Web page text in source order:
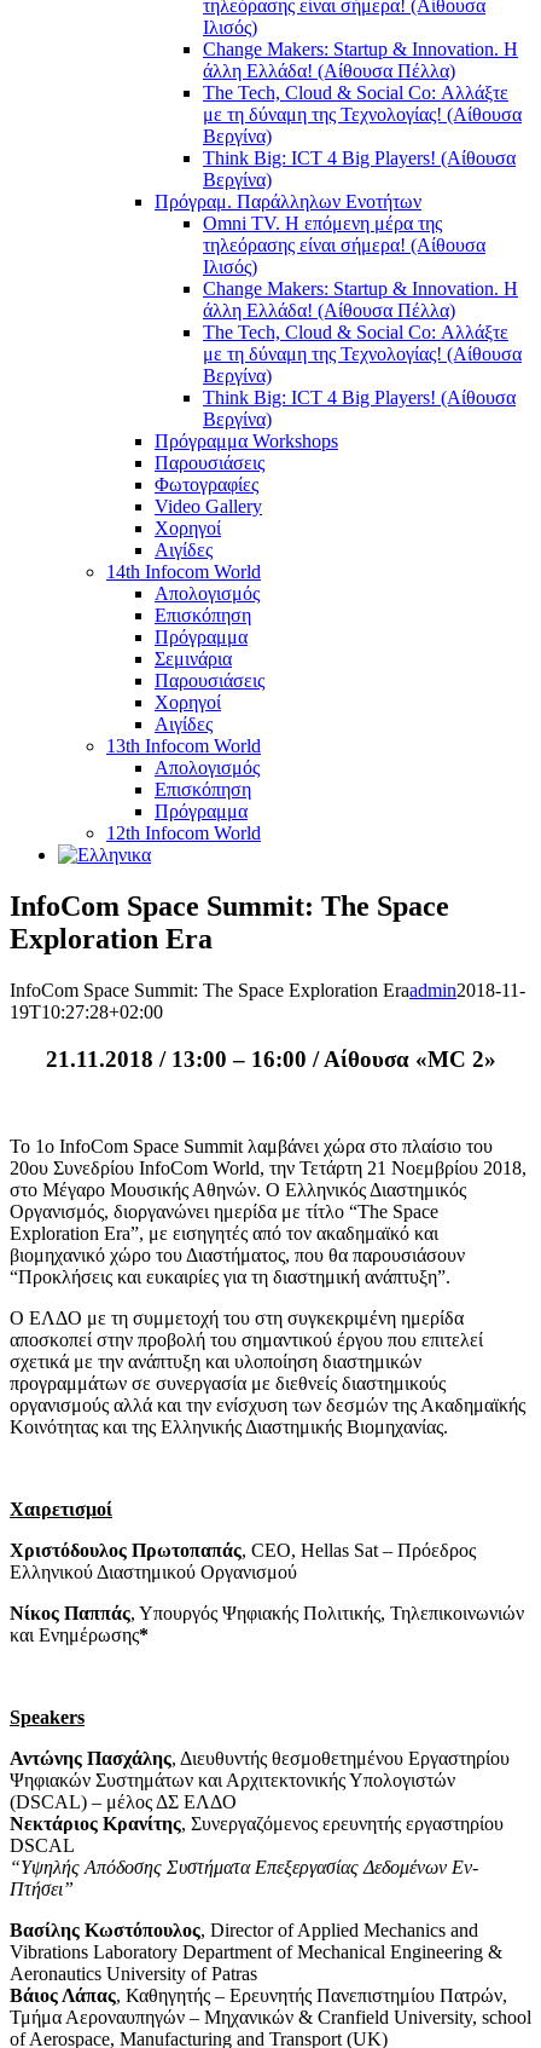
τηλεόρασης είναι σήμερα! (Αίθουσα
Ιλισός)
Change Makers: Startup & Innovation. Η
άλλη Ελλάδα! (Αίθουσα Πέλλα)
The Tech, Cloud & Social Co: Αλλάξτε
με τη δύναμη της Τεχνολογίας! (Αίθουσα
Βεργίνα)
Think Big: ICT 4 Big Players! (Αίθουσα
Βεργίνα)
Πρόγραμ. Παράλληλων Ενοτήτων
Omni TV. Η επόμενη μέρα της
τηλεόρασης είναι σήμερα! (Αίθουσα
Ιλισός)
Change Makers: Startup & Innovation. Η
άλλη Ελλάδα! (Αίθουσα Πέλλα)
The Tech, Cloud & Social Co: Αλλάξτε
με τη δύναμη της Τεχνολογίας! (Αίθουσα
Βεργίνα)
Think Big: ICT 4 Big Players! (Αίθουσα
Βεργίνα)
Πρόγραμμα Workshops
Παρουσιάσεις
Φωτογραφίες
Video Gallery
Χορηγοί
Αιγίδες
14th Infocom World
Απολογισμός
Επισκόπηση
Πρόγραμμα
Σεμινάρια
Παρουσιάσεις
Χορηγοί
Αιγίδες
13th Infocom World
Απολογισμός
Επισκόπηση
Πρόγραμμα
12th Infocom World
InfoCom Space Summit: The Space
Exploration Era
InfoCom Space Summit: The Space Exploration Eraadmin2018-11-
19T10:27:28+02:00
21.11.2018 / 13:00 – 16:00 / Αίθουσα «MC 2»
To 1o InfoCom Space Summit λαμβάνει χώρα στο πλαίσιο του
20oυ Συνεδρίου InfoCom World, την Τετάρτη 21 Νοεμβρίου 2018,
στο Μέγαρο Μουσικής Αθηνών. Ο Ελληνικός Διαστημικός
Οργανισμός, διοργανώνει ημερίδα με τίτλο “The Space
Exploration Era”, με εισηγητές από τον ακαδημαϊκό και
βιομηχανικό χώρο του Διαστήματος, που θα παρουσιάσουν
“Προκλήσεις και ευκαιρίες για τη διαστημική ανάπτυξη”.
Ο ΕΛΔΟ με τη συμμετοχή του στη συγκεκριμένη ημερίδα
αποσκοπεί στην προβολή του σημαντικού έργου που επιτελεί
σχετικά με την ανάπτυξη και υλοποίηση διαστημικών
προγραμμάτων σε συνεργασία με διεθνείς διαστημικούς
οργανισμούς αλλά και την ενίσχυση των δεσμών της Ακαδημαϊκής
Κοινότητας και της Ελληνικής Διαστημικής Βιομηχανίας.
Χαιρετισμοί
Χριστόδουλος Πρωτοπαπάς, CEO, Hellas Sat – Πρόεδρος
Ελληνικού Διαστημικού Οργανισμού
Νίκος Παππάς, Υπουργός Ψηφιακής Πολιτικής, Τηλεπικοινωνιών
και Ενημέρωσης*
Speakers
Αντώνης Πασχάλης, Διευθυντής θεσμοθετημένου Εργαστηρίου
Ψηφιακών Συστημάτων και Αρχιτεκτονικής Υπολογιστών
(DSCAL) – μέλος ΔΣ ΕΛΔΟ
Νεκτάριος Κρανίτης, Συνεργαζόμενος ερευνητής εργαστηρίου
DSCAL
“Υψηλής Απόδοσης Συστήματα Επεξεργασίας Δεδομένων Εν-
Πτήσει”
Βασίλης Κωστόπουλος, Director of Applied Mechanics and
Vibrations Laboratory Department of Mechanical Engineering &
Aeronautics University of Patras
Βάιος Λάπας, Καθηγητής – Ερευνητής Πανεπιστημίου Πατρών,
Τμήμα Αεροναυπηγών – Μηχανικών & Cranfield University, school
of Aerospace, Manufacturing and Transport (UK)